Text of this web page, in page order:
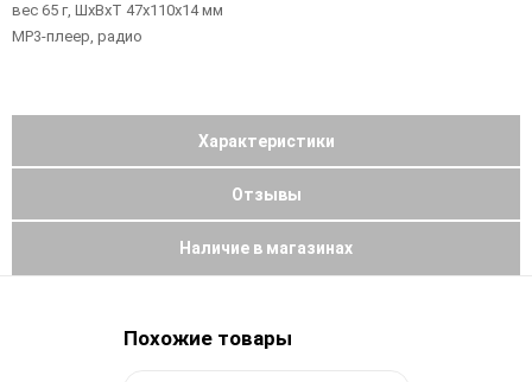
вес 65 г, ШxВxТ 47x110x14 мм
MP3-плеер, радио
Характеристики
Отзывы
Наличие в магазинах
Похожие товары